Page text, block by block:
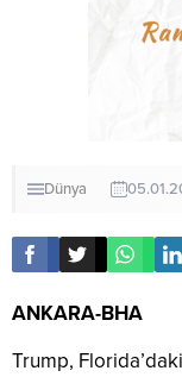
Dünya
ANKARA-BHA
Trump,